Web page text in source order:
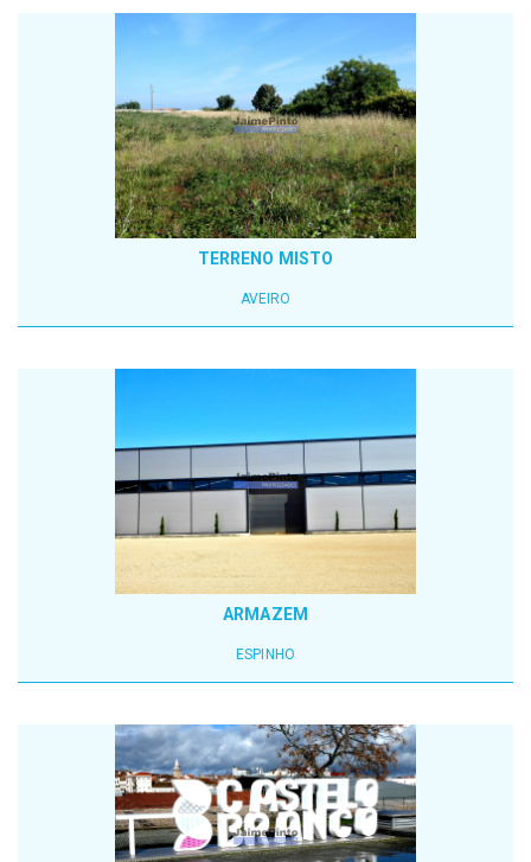
TERRENO MISTO
AVEIRO
ARMAZEM
ESPINHO